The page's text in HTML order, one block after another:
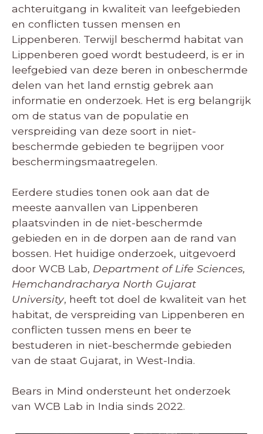
achteruitgang in kwaliteit van leefgebieden
en conflicten tussen mensen en
Lippenberen. Terwijl beschermd habitat van
Lippenberen goed wordt bestudeerd, is er in
leefgebied van deze beren in onbeschermde
delen van het land ernstig gebrek aan
informatie en onderzoek. Het is erg belangrijk
om de status van de populatie en
verspreiding van deze soort in niet-
beschermde gebieden te begrijpen voor
beschermingsmaatregelen.
Eerdere studies tonen ook aan dat de
meeste aanvallen van Lippenberen
plaatsvinden in de niet-beschermde
gebieden en in de dorpen aan de rand van
bossen. Het huidige onderzoek, uitgevoerd
door WCB Lab, Department of Life Sciences,
Hemchandracharya North Gujarat
University, heeft tot doel de kwaliteit van het
habitat, de verspreiding van Lippenberen en
conflicten tussen mens en beer te
bestuderen in niet-beschermde gebieden
van de staat Gujarat, in West-India.
Bears in Mind ondersteunt het onderzoek
van WCB Lab in India sinds 2022.